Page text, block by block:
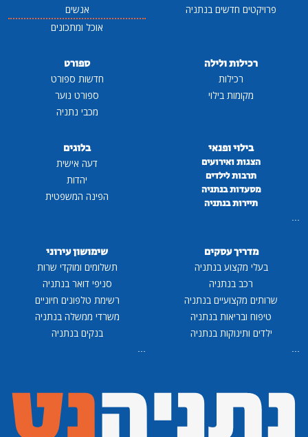
פרויקטים חדשים בנתניה
אנשים
אוכל ומתכונים
רכילות ולילה
רכילות
מקומות בילוי
ספורט
חדשות ספורט
ספורט נוער
מכבי נתניה
בילוי ופנאי
הצגות ואירועים
תרבות לילדים
מסעדות בנתניה
תיירות בנתניה
בלוגים
דעה אישית
יהדות
הפינה המשפטית
מדריך עסקים
בעלי מקצוע בנתניה
רכב בנתניה
שרותים מקצועיים בנתניה
טיפוח ובריאות בנתניה
ילדים ותינוקות בנתניה
שימושון עירוני
תשלומים ומוקדי שרות
סניפי דואר בנתניה
רשימת טלפונים חיוניים
משרדי ממשלה בנתניה
בנקים בנתניה